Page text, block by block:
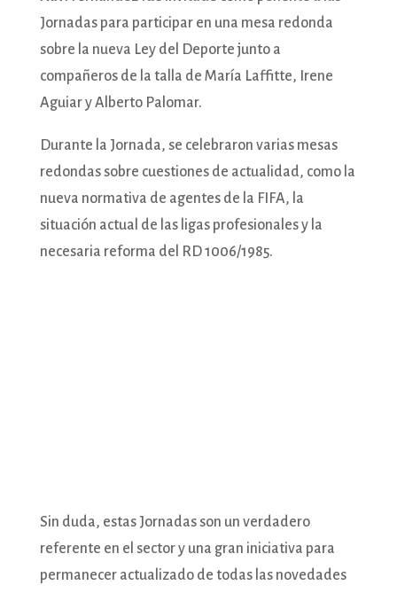
Jornadas para participar en una mesa redonda
sobre la nueva Ley del Deporte junto a
compañeros de la talla de María Laffitte, Irene
Aguiar y Alberto Palomar.
Durante la Jornada, se celebraron varias mesas
redondas sobre cuestiones de actualidad, como la
nueva normativa de agentes de la FIFA, la
situación actual de las ligas profesionales y la
necesaria reforma del RD 1006/1985.
Sin duda, estas Jornadas son un verdadero
referente en el sector y una gran iniciativa para
permanecer actualizado de todas las novedades